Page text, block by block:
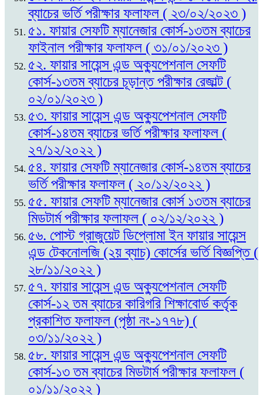
ব্যাচের ভর্তি পরীক্ষার ফলাফল ( ২৩/০২/২০২৩ )
৫১. ফায়ার সেফটি ম্যানেজার কোর্স-১৩তম ব্যাচের
ফাইনাল পরীক্ষার ফলাফল ( ৩১/০১/২০২৩ )
৫২. ফায়ার সায়েন্স এন্ড অক্যুপেশনাল সেফটি
কোর্স-১৩তম ব্যাচের চূড়ান্ত পরীক্ষার রেজাল্ট (
০২/০১/২০২৩ )
৫৩. ফায়ার সায়েন্স এন্ড অক্যুপেশনাল সেফটি
কোর্স-১৪তম ব্যাচের ভর্তি পরীক্ষার ফলাফল (
২৭/১২/২০২২ )
৫৪. ফায়ার সেফটি ম্যানেজার কোর্স-১৪তম ব্যাচের
ভর্তি পরীক্ষার ফলাফল ( ২০/১২/২০২২ )
৫৫. ফায়ার সেফটি ম্যানেজার কোর্স ১৩তম ব্যাচের
মিডটার্ম পরীক্ষার ফলাফল ( ০২/১২/২০২২ )
৫৬. পোস্ট গ্রাজুয়েট ডিপ্লোমা ইন ফায়ার সায়েন্স
এন্ড টেকনোলজি (২য় ব্যাচ) কোর্সের ভর্তি বিজ্ঞপ্তি (
২৮/১১/২০২২ )
৫৭. ফায়ার সায়েন্স এন্ড অক্যুপেশনাল সেফটি
কোর্স-১২ তম ব্যাচের কারিগরি শিক্ষাবোর্ড কর্তৃক
প্রকাশিত ফলাফল (পৃষ্ঠা নং-১৭৭৮) (
০৩/১১/২০২২ )
৫৮. ফায়ার সায়েন্স এন্ড অক্যুপেশনাল সেফটি
কোর্স-১৩ তম ব্যাচের মিডটার্ম পরীক্ষার ফলাফল (
০১/১১/২০২২ )